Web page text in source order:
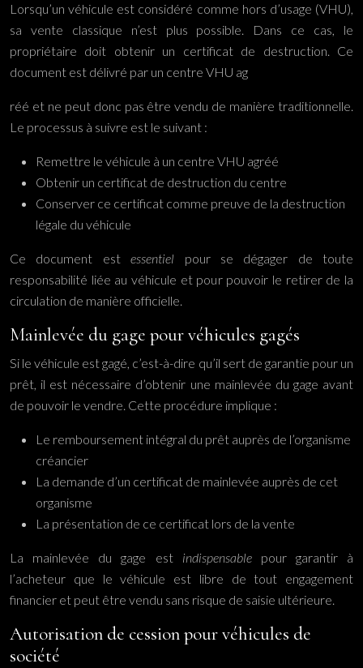
Lorsqu’un véhicule est considéré comme hors d’usage (VHU),
sa vente classique n’est plus possible. Dans ce cas, le
propriétaire doit obtenir un certificat de destruction. Ce
document est délivré par un centre VHU ag
réé et ne peut donc pas être vendu de manière traditionnelle.
Le processus à suivre est le suivant :
Remettre le véhicule à un centre VHU agréé
Obtenir un certificat de destruction du centre
Conserver ce certificat comme preuve de la destruction
légale du véhicule
Ce document estessentiel pour se dégager de toute
responsabilité liée au véhicule et pour pouvoir le retirer de la
circulation de manière officielle.
Mainlevée du gage pour véhicules gagés
Si le véhicule est gagé, c’est-à-dire qu’il sert de garantie pour un
prêt, il est nécessaire d’obtenir une mainlevée du gage avant
de pouvoir le vendre. Cette procédure implique :
Le remboursement intégral du prêt auprès de l’organisme
créancier
La demande d’un certificat de mainlevée auprès de cet
organisme
La présentation de ce certificat lors de la vente
La mainlevée du gage est indispensablepour garantir à
l’acheteur que le véhicule est libre de tout engagement
financier et peut être vendu sans risque de saisie ultérieure.
Autorisation de cession pour véhicules de
société